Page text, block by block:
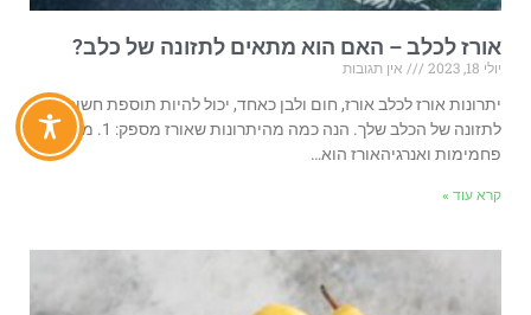
אורז לכלב – האם הוא מתאים לתזונה של כלב?
יולי 18, 2023
אין תגובות
יתרונות אורז לכלב אורז, חום ולבן כאחד, יכול להיות תוספת חשובה
לתזונה של הכלב שלך. הנה כמה מהיתרונות שאורז מספק: 1. מקור
פחמימות ואנרגיהאורז הוא…
קרא עוד »